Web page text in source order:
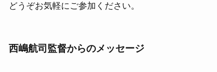
どうぞお気軽にご参加ください。
西嶋航司監督からのメッセージ